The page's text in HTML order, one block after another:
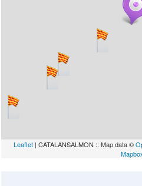
Leaflet | CATALANSALMON :: Map data ©